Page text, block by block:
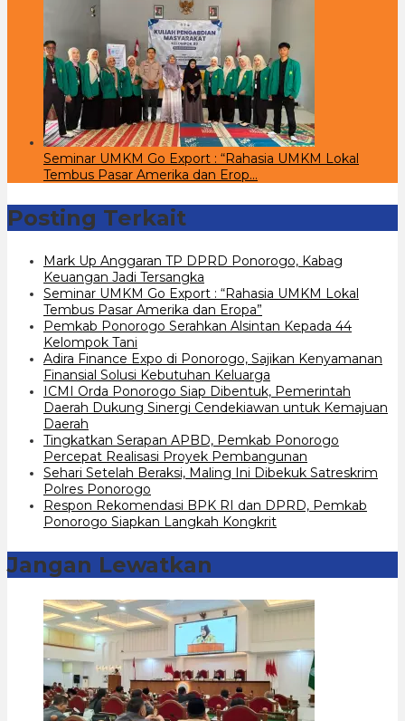
Seminar UMKM Go Export : “Rahasia UMKM Lokal
Tembus Pasar Amerika dan Erop…
Posting Terkait
Mark Up Anggaran TP DPRD Ponorogo, Kabag
Keuangan Jadi Tersangka
Seminar UMKM Go Export : “Rahasia UMKM Lokal
Tembus Pasar Amerika dan Eropa”
Pemkab Ponorogo Serahkan Alsintan Kepada 44
Kelompok Tani
Adira Finance Expo di Ponorogo, Sajikan Kenyamanan
Finansial Solusi Kebutuhan Keluarga
ICMI Orda Ponorogo Siap Dibentuk, Pemerintah
Daerah Dukung Sinergi Cendekiawan untuk Kemajuan
Daerah
Tingkatkan Serapan APBD, Pemkab Ponorogo
Percepat Realisasi Proyek Pembangunan
Sehari Setelah Beraksi, Maling Ini Dibekuk Satreskrim
Polres Ponorogo
Respon Rekomendasi BPK RI dan DPRD, Pemkab
Ponorogo Siapkan Langkah Kongkrit
Jangan Lewatkan